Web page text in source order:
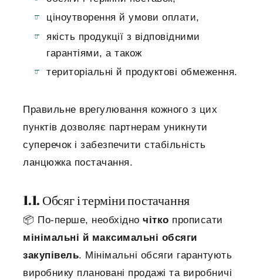
ціноутворення й умови оплати,
якість продукції з відповідними
гарантіями, а також
територіальні й продуктові обмеження.
Правильне врегулювання кожного з цих
пунктів дозволяє партнерам уникнути
суперечок і забезпечити стабільність
ланцюжка постачання.
1.1. Обсяг і терміни постачання
📦 По-перше, необхідно чітко прописати
мінімальні й максимальні обсяги
закупівель. Мінімальні обсяги гарантують
виробнику плановані продажі та виробничі